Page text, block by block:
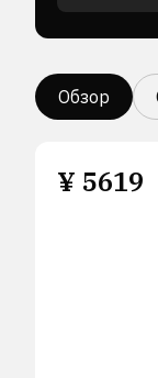
Обзор
¥ 5619